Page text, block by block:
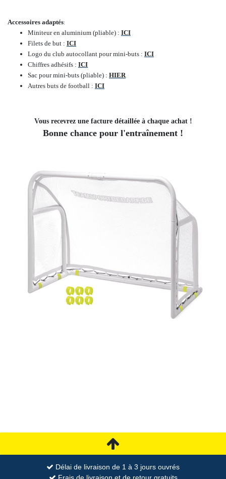
Accessoires adaptés:
Miniteur en aluminium (pliable) : ICI
Filets de but : ICI
Logo du club autocollant pour mini-buts : ICI
Chiffres adhésifs : ICI
Sac pour mini-buts (pliable) : HIER
Autres buts de football : ICI
Vous recevrez une facture détaillée à chaque achat !
Bonne chance pour l'entraînement !
Délai de livraison de 1 à 3 jours ouvrés